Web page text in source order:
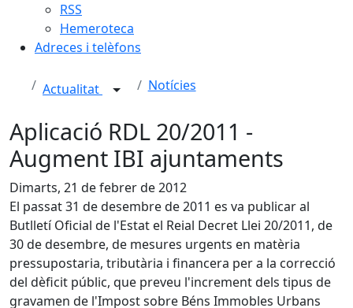
RSS
Hemeroteca
Adreces i telèfons
Actualitat Notícies
Aplicació RDL 20/2011 -
Augment IBI ajuntaments
Dimarts, 21 de febrer de 2012
El passat 31 de desembre de 2011 es va publicar al
Butlletí Oficial de l'Estat el Reial Decret Llei 20/2011, de
30 de desembre, de mesures urgents en matèria
pressupostaria, tributària i financera per a la correcció
del dèficit públic, que preveu l'increment dels tipus de
gravamen de l'Impost sobre Béns Immobles Urbans